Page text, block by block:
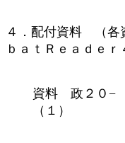
４．配付資料 （各
ｂａｔＲｅａｄｅｒ
資料 政２０−
（１）